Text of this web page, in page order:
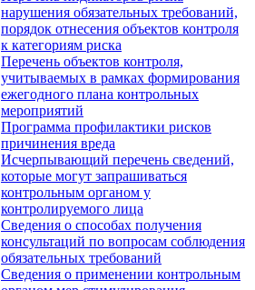
нарушения обязательных требований,
порядок отнесения объектов контроля
к категориям риска
Перечень объектов контроля,
учитываемых в рамках формирования
ежегодного плана контрольных
мероприятий
Программа профилактики рисков
причинения вреда
Исчерпывающий перечень сведений,
которые могут запрашиваться
контрольным органом у
контролируемого лица
Сведения о способах получения
консультаций по вопросам соблюдения
обязательных требований
Сведения о применении контрольным